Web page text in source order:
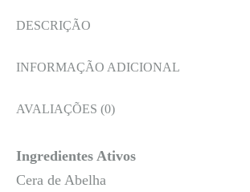
DESCRIÇÃO
INFORMAÇÃO ADICIONAL
AVALIAÇÕES (0)
Ingredientes Ativos
Cera de Abelha